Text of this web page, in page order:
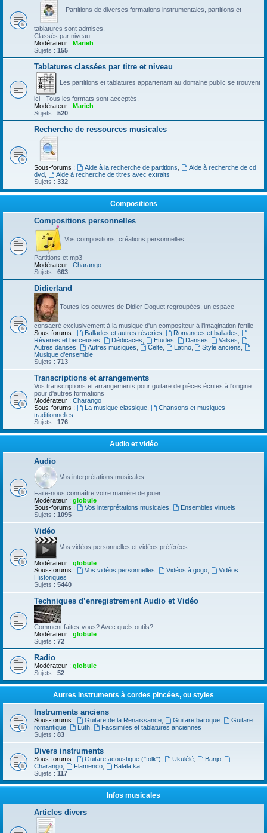
Partitions de diverses formations instrumentales, partitions et
tablatures sont admises.
Classés par niveau.
Modérateur : Marieh
Sujets : 155
Tablatures classées par titre et niveau
Les partitions et tablatures appartenant au domaine public se trouvent
ici - Tous les formats sont acceptés.
Modérateur : Marieh
Sujets : 520
Recherche de ressources musicales
Sous-forums : Aide à la recherche de partitions
Aide à recherche de cd
dvd
Aide à recherche de titres avec extraits
Sujets : 332
Compositions
Compositions personnelles
Vos compositions, créations personnelles.
Partitions et mp3
Modérateur : Charango
Sujets : 663
Didierland
Toutes les oeuvres de Didier Doguet regroupées, un espace
consacré exclusivement à la musique d'un compositeur à l'imagination fertile
Sous-forums :
Ballades et autres réveries Romances et ballades
Rêveries et berceuses
Dédicaces Etudes Danses Valses
Autres danses
Autres musiques Celte, Latino, Style anciens
Musique d’ensemble
Sujets : 713
Transcriptions et arrangements
Vos transcriptions et arrangements pour guitare de pièces écrites à l'origine
pour d'autres formations
Modérateur : Charango
Sous-forums :
La musique classique,
Chansons et musiques
traditionnelles
Sujets : 176
Audio et vidéo
Audio
Vos interprétations musicales
Faite-nous connaître votre manière de jouer.
Modérateur : globule
Sous-forums :
Vos interprétations musicales
Ensembles virtuels
Sujets : 1095
Vidéo
Vos vidéos personnelles et vidéos préférées.
Modérateur : globule
Sous-forums :
Vos vidéos personnelles Vidéos à gogo,
Vidéos
Historiques
Sujets : 5440
Techniques d’enregistrement Audio et Vidéo
Comment faites-vous? Avec quels outils?
Modérateur : globule
Sujets : 72
Radio
Modérateur : globule
Sujets : 52
Autres instruments à cordes pincées, ou styles
Instruments anciens
Sous-forums : Guitare de la Renaissance, Guitare baroque,
Guitare
romantique
Luth,
Facsimiles et tablatures anciennes
Sujets : 83
Divers instruments
Sous-forums : Guitare acoustique ("folk") Ukulélé, Banjo,
Charango
Flamenco,
Balalaïka
Sujets : 117
Infos musicales
Articles divers